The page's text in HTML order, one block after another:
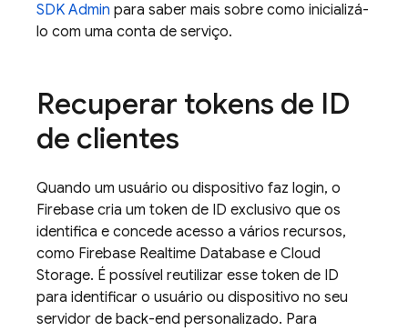
SDK Admin para saber mais sobre como inicializá-
lo com uma conta de serviço.
Recuperar tokens de ID
de clientes
Quando um usuário ou dispositivo faz login, o
Firebase cria um token de ID exclusivo que os
identifica e concede acesso a vários recursos,
como Firebase Realtime Database e Cloud
Storage. É possível reutilizar esse token de ID
para identificar o usuário ou dispositivo no seu
servidor de back-end personalizado. Para